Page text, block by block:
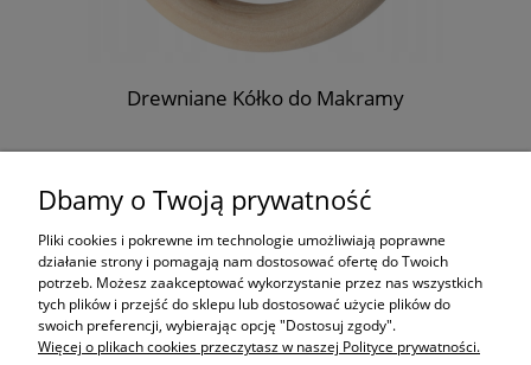
Drewniane Kółko do Makramy
Moje konto
Płatności i dostawa
Dbamy o Twoją prywatność
Pliki cookies i pokrewne im technologie umożliwiają poprawne
działanie strony i pomagają nam dostosować ofertę do Twoich
potrzeb. Możesz zaakceptować wykorzystanie przez nas wszystkich
tych plików i przejść do sklepu lub dostosować użycie plików do
swoich preferencji, wybierając opcję "Dostosuj zgody".
Więcej o plikach cookies przeczytasz w naszej Polityce prywatności.